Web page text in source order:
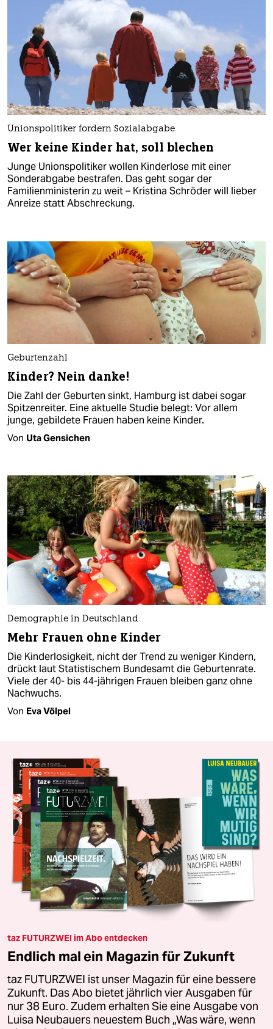
Unionspolitiker fordern Sozialabgabe
Wer keine Kinder hat, soll blechen
Junge Unionspolitiker wollen Kinderlose mit einer
Sonderabgabe bestrafen. Das geht sogar der
Familienministerin zu weit – Kristina Schröder will lieber
Anreize statt Abschreckung.
Geburtenzahl
Kinder? Nein danke!
Die Zahl der Geburten sinkt, Hamburg ist dabei sogar
Spitzenreiter. Eine aktuelle Studie belegt: Vor allem
junge, gebildete Frauen haben keine Kinder.
Von Uta Gensichen
Demographie in Deutschland
Mehr Frauen ohne Kinder
Die Kinderlosigkeit, nicht der Trend zu weniger Kindern,
drückt laut Statistischem Bundesamt die Geburtenrate.
Viele der 40- bis 44-jährigen Frauen bleiben ganz ohne
Nachwuchs.
Von Eva Völpel
taz FUTURZWEI im Abo entdecken
Endlich mal ein Magazin für Zukunft
taz FUTURZWEI ist unser Magazin für eine bessere
Zukunft. Das Abo bietet jährlich vier Ausgaben für
nur 38 Euro. Zudem erhalten Sie eine Ausgabe von
Luisa Neubauers neuestem Buch „Was wäre, wenn